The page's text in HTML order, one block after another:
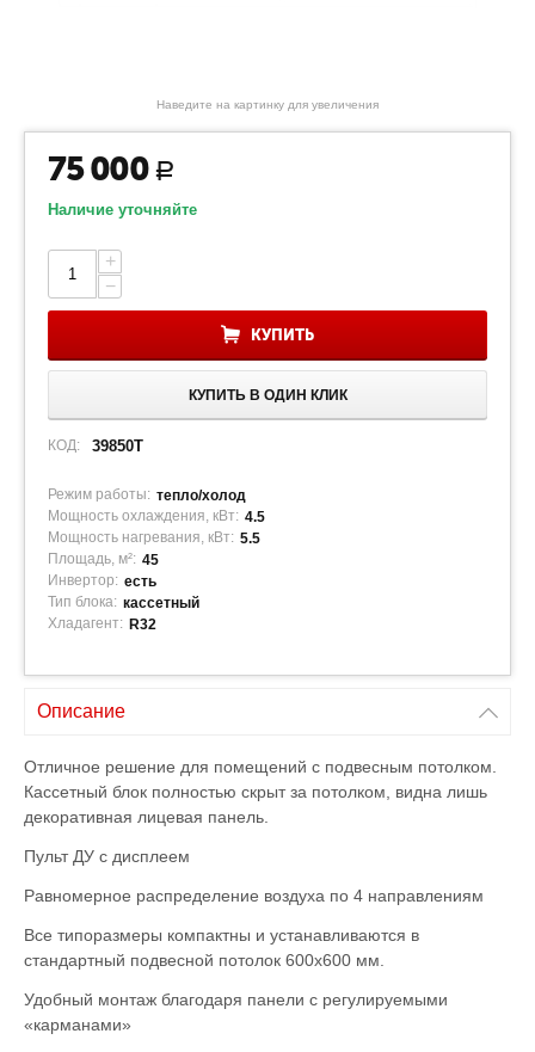
Наведите на картинку для увеличения
75 000 Р
Наличие уточняйте
+
−
КУПИТЬ
КУПИТЬ В ОДИН КЛИК
КОД: 39850T
Режим работы: тепло/холод
Мощность охлаждения, кВт: 4.5
Мощность нагревания, кВт: 5.5
Площадь, м²: 45
Инвертор: есть
Тип блока: кассетный
Хладагент: R32
Описание
Отличное решение для помещений с подвесным потолком.
Кассетный блок полностью скрыт за потолком, видна лишь
декоративная лицевая панель.
Пульт ДУ с дисплеем
Равномерное распределение воздуха по 4 направлениям
Все типоразмеры компактны и устанавливаются в
стандартный подвесной потолок 600х600 мм.
Удобный монтаж благодаря панели с регулируемыми
«карманами»